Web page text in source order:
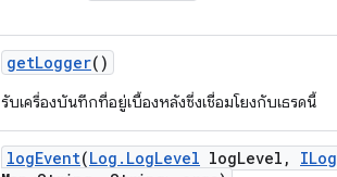
getLogger()
รับเครื่องบันทึกที่อยู่เบื้องหลังซึ่งเชื่อมโยงกับเธรดนี้
logEvent(Log . LogLevel logLevel , ILog